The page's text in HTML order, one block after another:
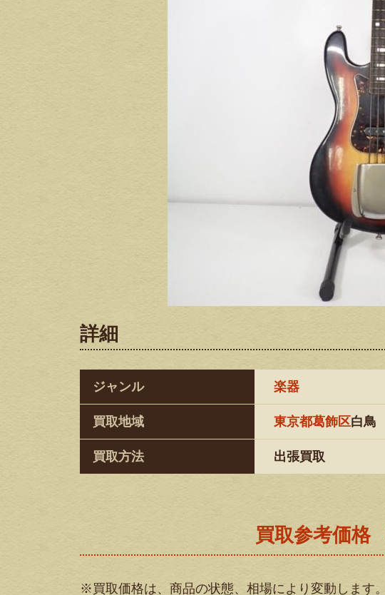
詳細
ジャンル 楽器
買取地域 東京都葛飾区白鳥
買取方法 出張買取
買取参考価格
※買取価格は、商品の状態、相場により変動します。